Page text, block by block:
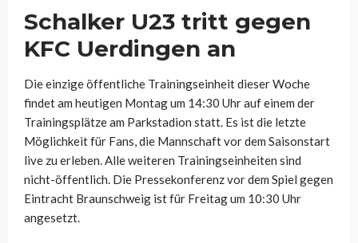
Schalker U23 tritt gegen
KFC Uerdingen an
Die einzige öffentliche Trainingseinheit dieser Woche
findet am heutigen Montag um 14:30 Uhr auf einem der
Trainingsplätze am Parkstadion statt. Es ist die letzte
Möglichkeit für Fans, die Mannschaft vor dem Saisonstart
live zu erleben. Alle weiteren Trainingseinheiten sind
nicht-öffentlich. Die Pressekonferenz vor dem Spiel gegen
Eintracht Braunschweig ist für Freitag um 10:30 Uhr
angesetzt.